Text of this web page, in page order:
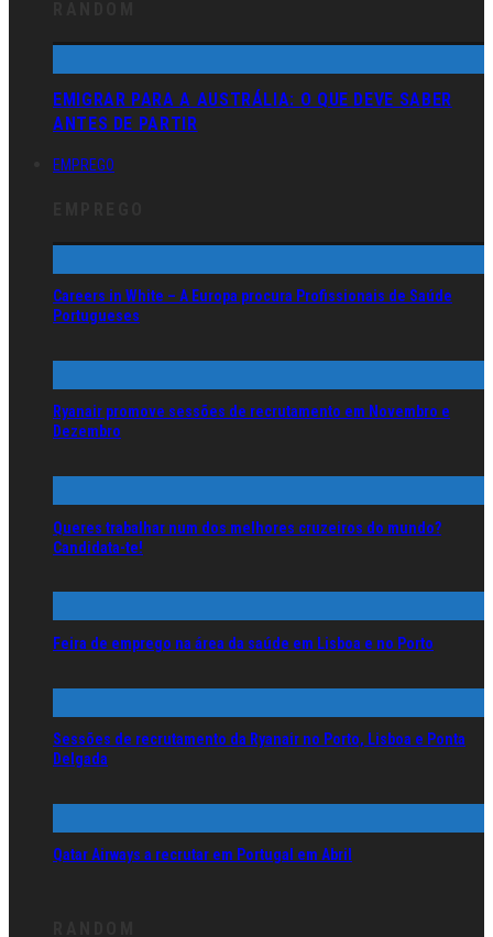
EMIGRAR PARA A AUSTRÁLIA: O QUE DEVE SABER
ANTES DE PARTIR
EMPREGO
Careers in White – A Europa procura Profissionais de Saúde
Portugueses
Ryanair promove sessões de recrutamento em Novembro e
Dezembro
Queres trabalhar num dos melhores cruzeiros do mundo?
Candidata-te!
Feira de emprego na área da saúde em Lisboa e no Porto
Sessões de recrutamento da Ryanair no Porto, Lisboa e Ponta
Delgada
Qatar Airways a recrutar em Portugal em Abril